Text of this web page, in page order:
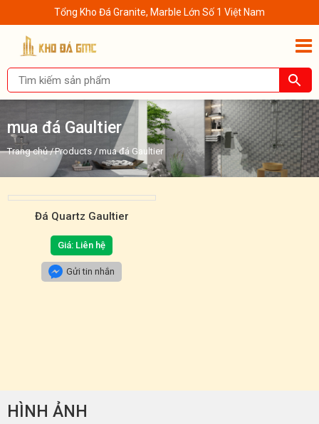
Tổng Kho Đá Granite, Marble Lớn Số 1 Việt Nam
mua đá Gaultier
Trang chủ/Products /mua đá Gaultier
Đá Quartz Gaultier
Giá: Liên hệ
Gửi tin nhắn
HÌNH ẢNH